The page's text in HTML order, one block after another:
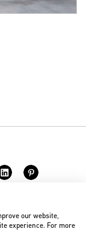
our website,
experience. For more